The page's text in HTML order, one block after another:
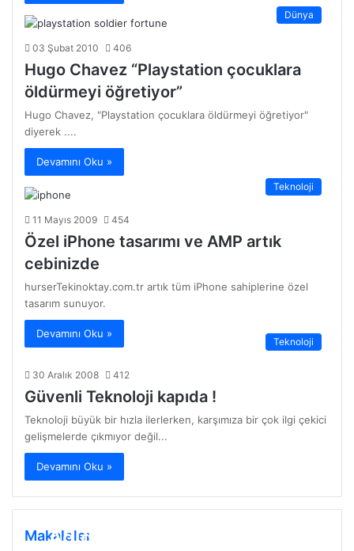
Dünya
03 Şubat 2010 406
Hugo Chavez “Playstation çocuklara
öldürmeyi öğretiyor”
Hugo Chavez, "Playstation çocuklara öldürmeyi öğretiyor"
diyerek ....
Devamını Oku »
Teknoloji
11 Mayıs 2009 454
Özel iPhone tasarımı ve AMP artık
cebinizde
hurserTekinoktay.com.tr artık tüm iPhone sahiplerine özel
tasarım sunuyor.
Devamını Oku »
Teknoloji
30 Aralık 2008 412
Güvenli Teknoloji kapıda !
Teknoloji büyük bir hızla ilerlerken, karşımıza bir çok ilgi çekici
gelişmelerde çıkmıyor değil...
Devamını Oku »
Makaleler
Adidas Nike Savaşları